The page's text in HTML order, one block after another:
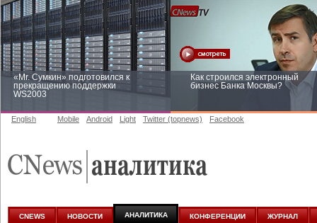
«Mr. Сумкин» подготовился к
прекращению поддержки
WS2003
Как строился электронный
бизнес Банка Москвы?
аналитике
English Mobile Android Light Twitter (topnews) Facebook
CNEWS НОВОСТИ АНАЛИТИКА КОНФЕРЕНЦИИ ЖУРНАЛ